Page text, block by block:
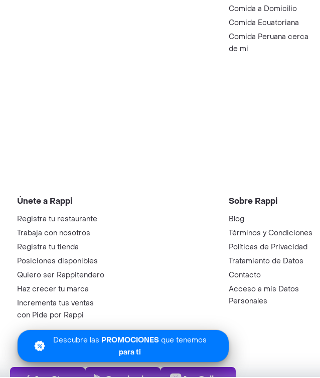
Descubre las PROMOCIONES que tenemos
para ti
Comida a Domicilio
Comida Ecuatoriana
Comida Peruana cerca
de mi
Únete a Rappi
Registra tu restaurante
Trabaja con nosotros
Registra tu tienda
Posiciones disponibles
Quiero ser Rappitendero
Haz crecer tu marca
Incrementa tus ventas
con Pide por Rappi
Sobre Rappi
Blog
Términos y Condiciones
Políticas de Privacidad
Tratamiento de Datos
Contacto
Acceso a mis Datos
Personales
App Store Play Store AppGallery